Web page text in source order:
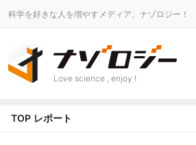
科学を好きな人を増やすメディア、ナゾロジー！
Love science , enjoy !
TOP レポート